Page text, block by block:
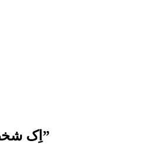
“اِک شخص سارے شہر کو ویران کر گیا”